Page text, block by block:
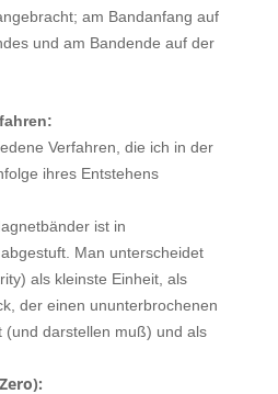
am Bandanfang auf
und am Bandende auf der
Verfahren, die ich in der
ihres Entstehens
ist in
Man unterscheidet
als kleinste Einheit, als
der einen ununterbrochenen
(und darstellen muß) und als